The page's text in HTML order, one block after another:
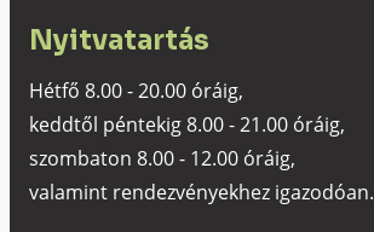
Nyitvatartás
Hétfő 8.00 - 20.00 óráig,
keddtől péntekig 8.00 - 21.00 óráig,
szombaton 8.00 - 12.00 óráig,
valamint rendezvényekhez igazodóan.